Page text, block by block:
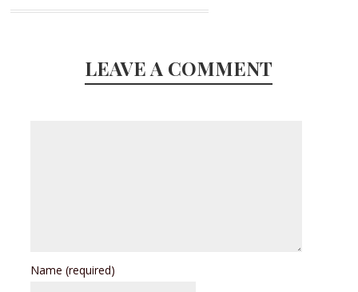
LEAVE A COMMENT
Name(required)